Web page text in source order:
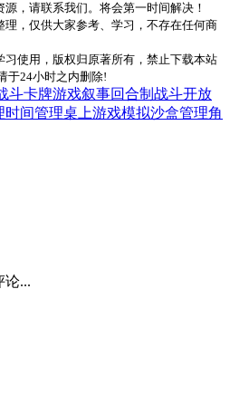
，请联系我们。将会第一时间解决！
，仅供大家参考、学习，不存在任何商
使用，版权归原著所有，禁止下载本站
于24小时之内删除!
斗卡牌游戏叙事回合制战斗开放
时间管理桌上游戏模拟沙盒管理角
论...